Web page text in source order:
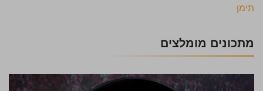
תימן
מתכונים מומלצים